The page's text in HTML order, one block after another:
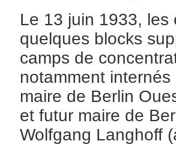
Le 13 juin 1933, les
quelques blocks
camps de
notamment
maire de Berlin
et futur maire de
Wolfgang Langhoff